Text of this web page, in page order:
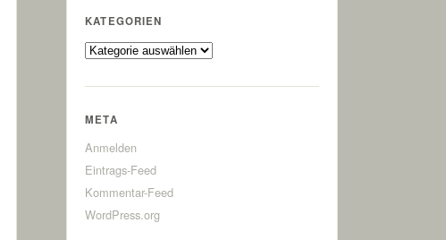
KATEGORIEN
Kategorien
META
Anmelden
Eintrags-Feed
Kommentar-Feed
WordPress.org